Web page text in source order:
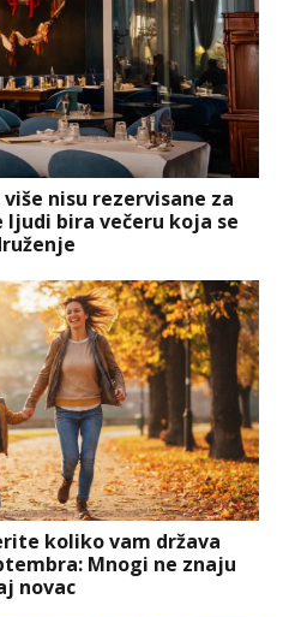
nisu rezervisane za
ljudi bira večeru koja se
koliko vam država
Mnogi ne znaju
novac